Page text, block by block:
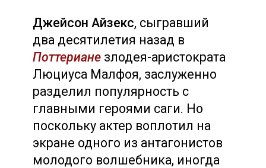
Джейсон Айзекс, сыгравший
два десятилетия назад в
Поттериане злодея-аристократа
Люциуса Малфоя, заслуженно
разделил популярность с
главными героями саги. Но
поскольку актер воплотил на
экране одного из антагонистов
молодого волшебника, иногда